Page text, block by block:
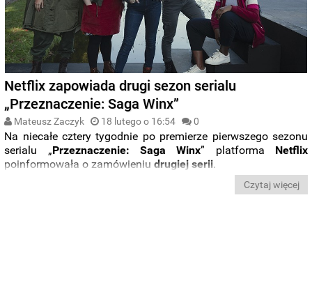
Netflix zapowiada drugi sezon serialu
„Przeznaczenie: Saga Winx”
Mateusz Zaczyk 18 lutego o 16:54 0
Na niecałe cztery tygodnie po premierze pierwszego sezonu
serialu „Przeznaczenie: Saga Winx” platforma Netflix
poinformowała o zamówieniudrugiej serii.
Czytaj więcej